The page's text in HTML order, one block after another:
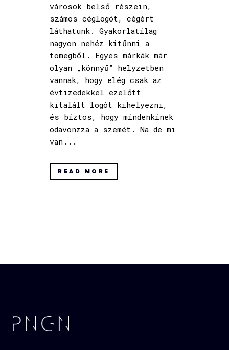
városok belső részein,
számos céglogót, cégért
láthatunk. Gyakorlatilag
nagyon nehéz kitűnni a
tömegből. Egyes márkák már
olyan „könnyű” helyzetben
vannak, hogy elég csak az
évtizedekkel ezelőtt
kitalált logót kihelyezni,
és biztos, hogy mindenkinek
odavonzza a szemét. Na de mi
van...
READ MORE